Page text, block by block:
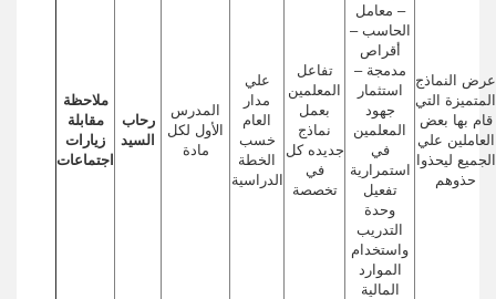
عرض النماذج
المتميزة التي
قام بها بعض
العاملين علي
الجميع ليحذوا
حذوهم
– معامل
الحاسب –
أقراص
مدمجة –
استثمار
جهود
المعلمين
في
استمرارية
تفعيل
وحدة
التدريب
واستخدام
الموارد
المالية
تفاعل
المعلمين
بعمل
نماذج
جديده كل
في
تخصصة
علي
مدار
العام
خسب
الخطة
الدراسية
المدرس
الأول لكل
مادة
رحاب
السيد
ملاحظة
مقابلة
زيارات
اجتماعات